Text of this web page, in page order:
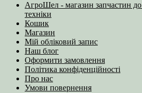
АгроШел - магазин запчастин до
техніки
Кошик
Магазин
Мій обліковий запис
Наш блог
Оформити замовлення
Політика конфіденційності
Про нас
Умови повернення